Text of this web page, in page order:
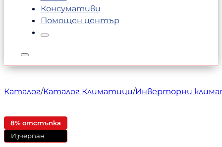
Консумативи
Помощен център
Каталог/Каталог Климатици/Инверторни
8% отстъпка
Изчерпан